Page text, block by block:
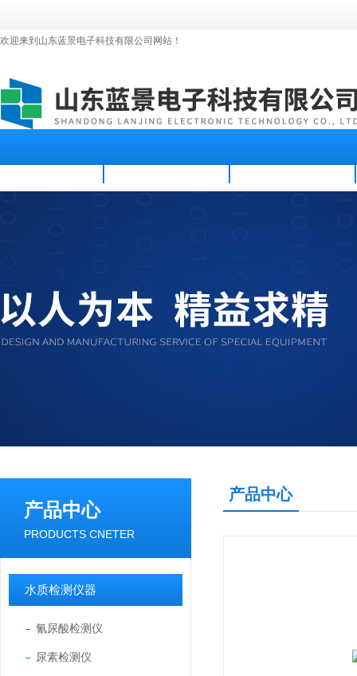
欢迎来到山东蓝景电子科技有限公司网站！
产品中心
PRODUCTS CNETER
水质检测仪器
氰尿酸检测仪
尿素检测仪
产品中心